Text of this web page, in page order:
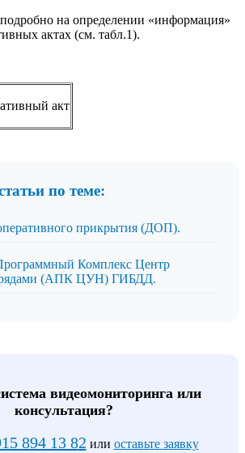
на определении «информация»
актах (см. табл.1).
акт
по теме:
прикрытия (ДОП).
Комплекс Центр
(АПК ЦУН) ГИБДД.
видеомониторинга или
консультация?
894 13 82 или оставьте заявку